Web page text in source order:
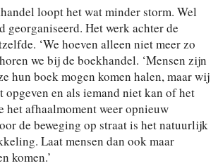
loopt het wat minder storm. Wel
georganiseerd. Het werk achter de
‘We hoeven alleen niet meer zo
we bij de boekhandel. ‘Mensen zijn
hun boek mogen komen halen, maar wij
opgeven en als iemand niet kan of het
het afhaalmoment weer opnieuw
de beweging op straat is het natuurlijk
Laat mensen dan ook maar
komen.’